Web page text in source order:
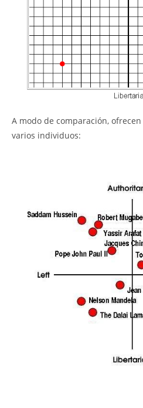
A modo de comparación,
varios individuos: